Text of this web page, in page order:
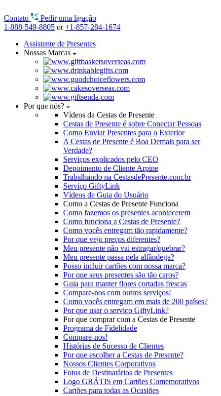
Contato
Pedir uma ligação
1-888-549-8805 or+1-857-284-1674
Assistente de Presentes
Nossas Marcas
Por que nós?
Vídeos da Cestas de Presente
Cestas de Presente é sobre Conectar Pessoas
Como Enviar Presentes para o Exterior
A Cestas de Presente é Boa Demais para ser
Verdade?
Serviços explicados pelo CEO
Depoimento de Cliente Arpine
Trabalhando na CestasdePresente.com.br
Serviço GiftyLink
Vídeos de Guia do Usuário
Como a Cestas de Presente Funciona
Como fazemos os presentes acontecerem
Como funciona a Cestas de Presente?
Como vocês entregam tão rapidamente?
Por que vejo preços diferentes?
Meu presente não vai estragar/quebrar?
Meu presente passa pela alfândega?
Posso incluir cartões com nossa marca?
Por que seus presentes são tão caros?
Guia para manter flores cortadas frescas
Compare-nos com outros serviços!
Como vocês entregam em mais de 200 países?
Por que usar o serviço GiftyLink?
Por que comprar com a Cestas de Presente
Programa de Fidelidade
Compare-nos!
Histórias de Sucesso de Clientes
Por que escolher a Cestas de Presente?
Nossos Clientes Corporativos
Fotos de Destinatários de Presentes
Logo GRÁTIS em Cartões Comemorativos
Cartões para todas as Ocasiões